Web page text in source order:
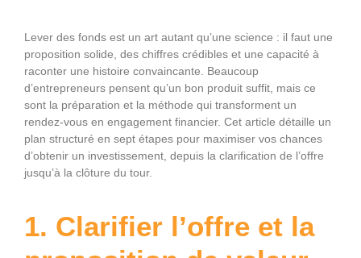
Lever des fonds est un art autant qu’une science : il faut une
proposition solide, des chiffres crédibles et une capacité à
raconter une histoire convaincante. Beaucoup
d’entrepreneurs pensent qu’un bon produit suffit, mais ce
sont la préparation et la méthode qui transforment un
rendez-vous en engagement financier. Cet article détaille un
plan structuré en sept étapes pour maximiser vos chances
d’obtenir un investissement, depuis la clarification de l’offre
jusqu’à la clôture du tour.
1. Clarifier l’offre et la